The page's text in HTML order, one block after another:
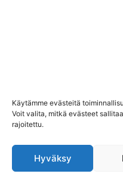
Käytämme evästeitä
Voit valita, mitkä evästeet
rajoitettu.
Hyväksy